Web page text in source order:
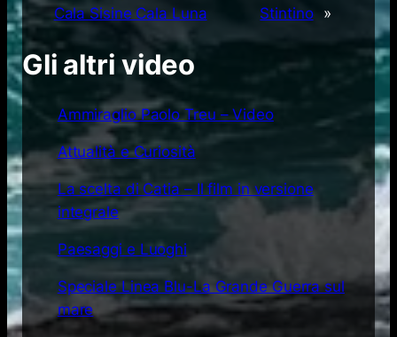
Cala Sisine Cala Luna
Stintino
»
Gli altri video
Ammiraglio Paolo Treu – Video
Attualità e Curiosità
La scelta di Catia – Il film in versione
integrale
Paesaggi e Luoghi
Speciale Linea Blu-La Grande Guerra sul
mare